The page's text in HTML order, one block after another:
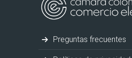
Preguntas frecuentes